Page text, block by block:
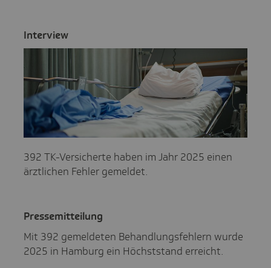
Inter­view
392 TK-Versicherte haben im Jahr 2025 einen
ärztlichen Fehler gemeldet.
Pres­se­mit­tei­lung
Mit 392 gemeldeten Behandlungsfehlern wurde
2025 in Hamburg ein Höchststand erreicht.